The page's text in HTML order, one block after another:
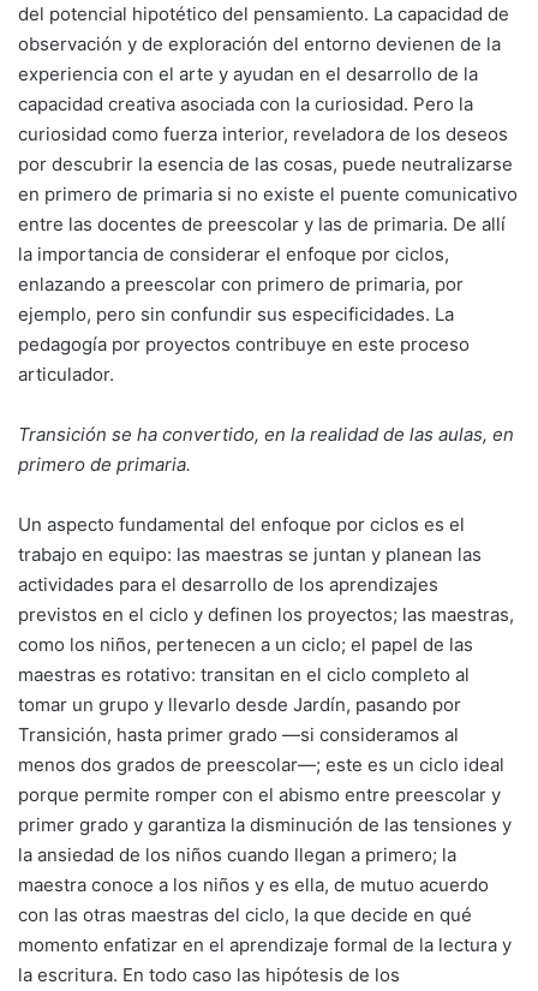
del potencial hipotético del pensamiento. La capacidad de
observación y de exploración del entorno devienen de la
experiencia con el arte y ayudan en el desarrollo de la
capacidad creativa asociada con la curiosidad. Pero la
curiosidad como fuerza interior, reveladora de los deseos
por descubrir la esencia de las cosas, puede neutralizarse
en primero de primaria si no existe el puente comunicativo
entre las docentes de preescolar y las de primaria. De allí
la importancia de considerar el enfoque por ciclos,
enlazando a preescolar con primero de primaria, por
ejemplo, pero sin confundir sus especificidades. La
pedagogía por proyectos contribuye en este proceso
articulador.
Transición se ha convertido, en la realidad de las aulas, en
primero de primaria.
Un aspecto fundamental del enfoque por ciclos es el
trabajo en equipo: las maestras se juntan y planean las
actividades para el desarrollo de los aprendizajes
previstos en el ciclo y definen los proyectos; las maestras,
como los niños, pertenecen a un ciclo; el papel de las
maestras es rotativo: transitan en el ciclo completo al
tomar un grupo y llevarlo desde Jardín, pasando por
Transición, hasta primer grado —si consideramos al
menos dos grados de preescolar—; este es un ciclo ideal
porque permite romper con el abismo entre preescolar y
primer grado y garantiza la disminución de las tensiones y
la ansiedad de los niños cuando llegan a primero; la
maestra conoce a los niños y es ella, de mutuo acuerdo
con las otras maestras del ciclo, la que decide en qué
momento enfatizar en el aprendizaje formal de la lectura y
la escritura. En todo caso las hipótesis de los